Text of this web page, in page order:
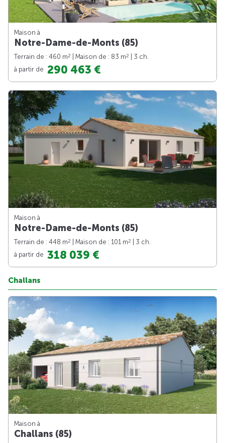
Maison à
Notre-Dame-de-Monts (85)
Terrain de : 460 m2 | Maison de : 83 m2
| 3 ch.
à partir de 290 463 €
Maison à
Notre-Dame-de-Monts (85)
Terrain de : 448 m2 | Maison de : 101 m2
| 3 ch.
à partir de 318 039 €
Challans
Maison à
Challans (85)